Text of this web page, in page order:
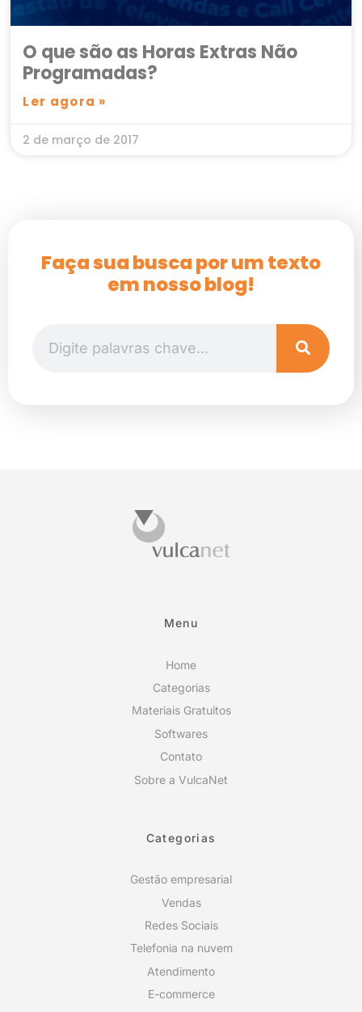
O que são as Horas Extras Não
Programadas?
Ler agora »
2 de março de 2017
Faça sua busca por um texto
em nosso blog!
Menu
Home
Categorias
Materiais Gratuitos
Softwares
Contato
Sobre a VulcaNet
Categorias
Gestão empresarial
Vendas
Redes Sociais
Telefonia na nuvem
Atendimento
E-commerce